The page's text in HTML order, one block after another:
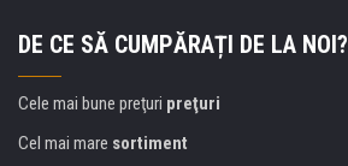
DE CE SĂ CUMPĂRAȚI DE LA NOI?
Cele mai bune preţuri preţuri
Cel mai mare sortiment